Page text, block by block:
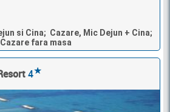
si Cina; Cazare, Mic Dejun + Cina;
fara masa
4★